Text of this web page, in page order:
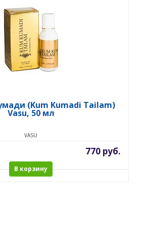
(Kum Kumadi Tailam)
Vasu, 50 мл
VASU
770 руб.
В корзину